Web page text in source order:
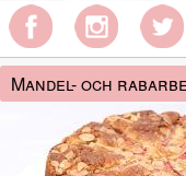
Mandel- och